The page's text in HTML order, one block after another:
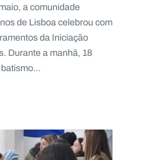
a comunidade
de Lisboa celebrou com
da Iniciação
Durante a manhã, 18